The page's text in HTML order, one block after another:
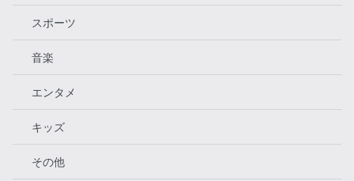
スポーツ
音楽
エンタメ
キッズ
その他